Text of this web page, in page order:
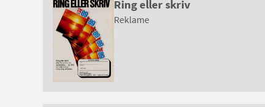
Ring eller skriv
Reklame